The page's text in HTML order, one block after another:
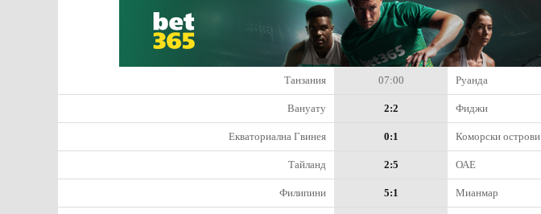
Танзания 07:00 Руанда
Вануату 2:2 Фиджи
Екваториална Гвинея 0:1 Коморски острови
Тайланд 2:5 ОАЕ
Филипини 5:1 Мианмар